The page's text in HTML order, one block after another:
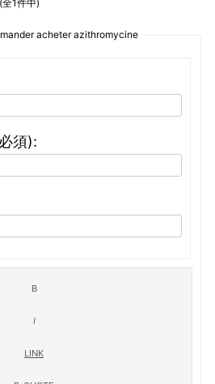
1件中)
acheter azithromycine
須):